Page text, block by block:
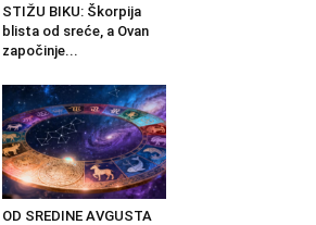
STIŽU BIKU: Škorpija
blista od sreće, a Ovan
započinje...
OD SREDINE AVGUSTA